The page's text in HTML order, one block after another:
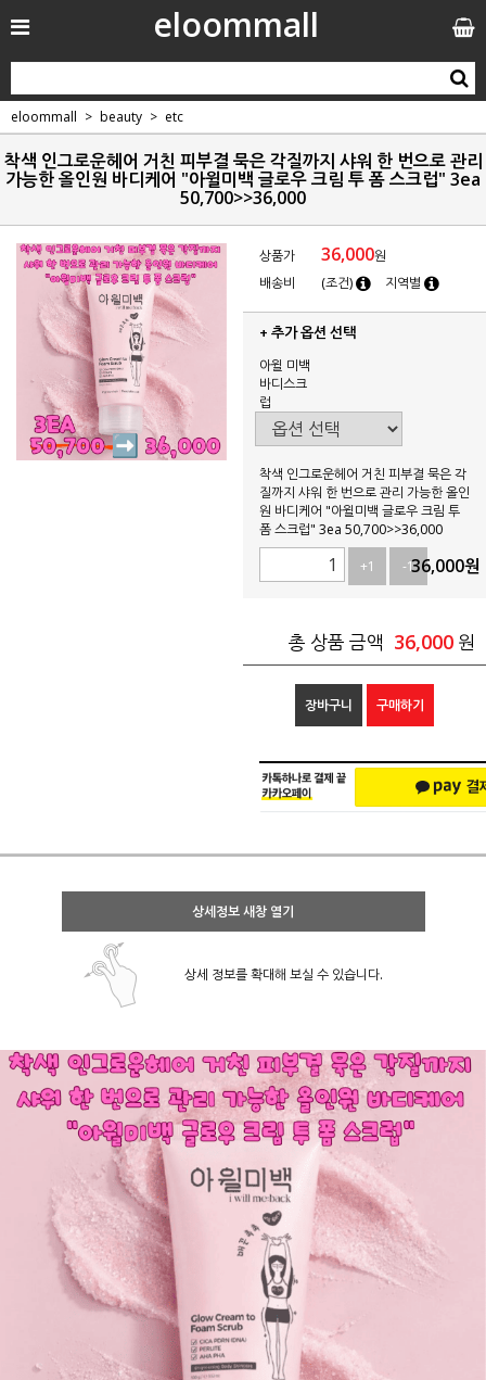
eloommall
eloommall beauty etc
착색 인그로운헤어 거친 피부결 묵은 각질까지 샤워 한 번으로 관리
가능한 올인원 바디케어 "아윌미백 글로우 크림 투 폼 스크럽" 3ea
50,700>>36,000
상품가 36,000원
배송비
(조건) 지역별
+ 추가 옵션 선택
아윌 미백
바디스크
럽
착색 인그로운헤어 거친 피부결 묵은 각
질까지 샤워 한 번으로 관리 가능한 올인
원 바디케어 "아윌미백 글로우 크림 투
폼 스크럽" 3ea 50,700>>36,000
+1
-136,000원
총 상품 금액 36,000 원
장바구니 구매하기
상세정보 새창 열기
상세 정보를 확대해 보실 수 있습니다.